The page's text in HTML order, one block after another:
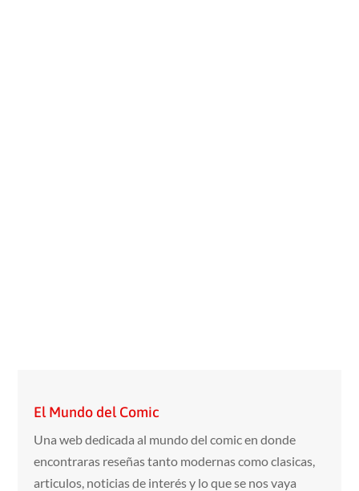
El Mundo del Comic
Una web dedicada al mundo del comic en donde
encontraras reseñas tanto modernas como clasicas,
articulos, noticias de interés y lo que se nos vaya